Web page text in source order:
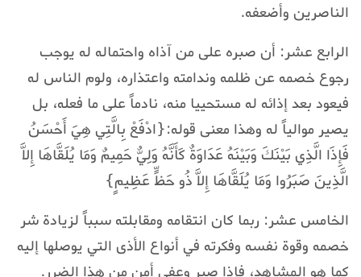
الناصرين وأضعفه.
الرابع عشر: أن صبره على من آذاه واحتماله له يوجب
رجوع خصمه عن ظلمه وندامته واعتذاره، ولوم الناس له
فيعود بعد إذائه له مستحييا منه، نادماً على ما فعله، بل
يصير موالياً له وهذا معنى قوله:{ادْفَعْ بِالَّتِي هِيَ أَحْسَنُ
فَإِذَا الَّذِي بَيْنَكَ وَبَيْنَهُ عَدَاوَةٌ كَأَنَّهُ وَلِيٌّ حَمِيمٌ وَمَا يُلَقَّاهَا إِلاَّ
الَّذِينَ صَبَرُوا وَمَا يُلَقَّاهَا إِلاَّ ذُو حَظٍّ عَظِيمٍ}
الخامس عشر: ربما كان انتقامه ومقابلته سبباً لزيادة شر
خصمه وقوة نفسه وفكرته في أنواع الأذى التي يوصلها إليه
كما هو المشاهد، فإذا صبر وعفى أمن من هذا الضرر.